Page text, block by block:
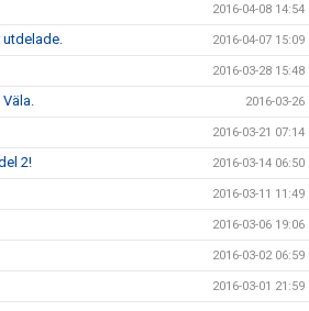
2016-04-08 14:54
utdelade. 2016-04-07 15:09
2016-03-28 15:48
2016-03-26
2016-03-21 07:14
2! 2016-03-14 06:50
2016-03-11 11:49
2016-03-06 19:06
2016-03-02 06:59
2016-03-01 21:59